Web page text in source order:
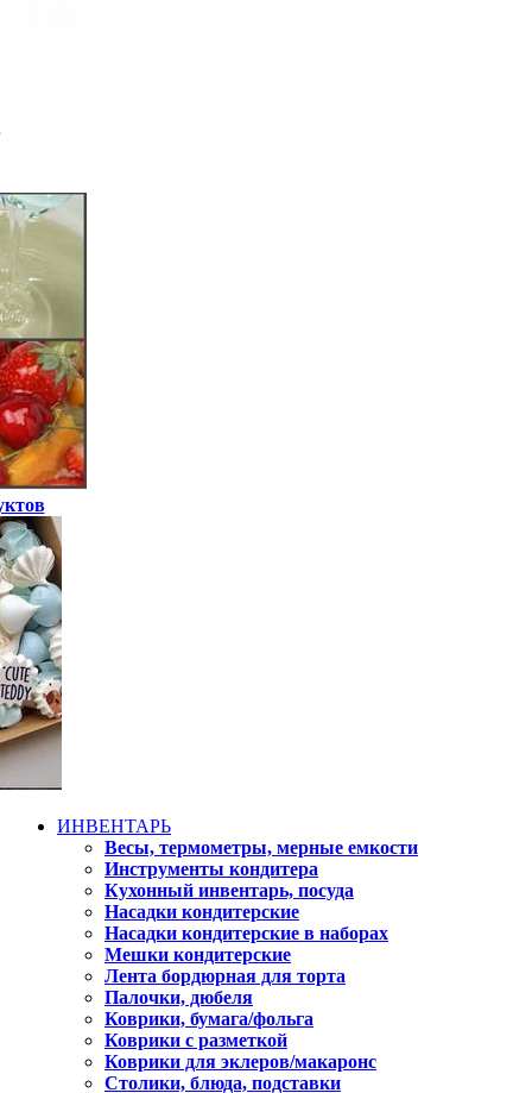
ИНВЕНТАРЬ
Весы, термометры, мерные емкости
Инструменты кондитера
Кухонный инвентарь, посуда
Насадки кондитерские
Насадки кондитерские в наборах
Мешки кондитерские
Лента бордюрная для торта
Палочки, дюбеля
Коврики, бумага/фольга
Коврики с разметкой
Коврики для эклеров/макаронс
Столики, блюда, подставки